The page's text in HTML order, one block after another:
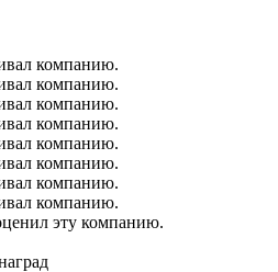
компанию.
компанию.
компанию.
компанию.
компанию.
компанию.
компанию.
компанию.
эту компанию.